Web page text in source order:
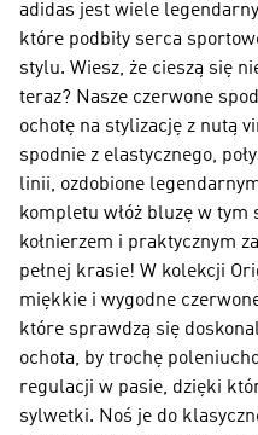
adidas jest wiele
które podbiły serca
stylu. Wiesz, że cieszą się
teraz? Nasze czerwone
ochotę na stylizację z nutą
spodnie z elastycznego,
linii, ozdobione
kompletu włóż bluzę w tym
kołnierzem i praktycznym
pełnej krasie! W kolekcji
miękkie i wygodne
które sprawdzą się
ochota, by trochę
regulacji w pasie, dzięki
sylwetki. Noś je do